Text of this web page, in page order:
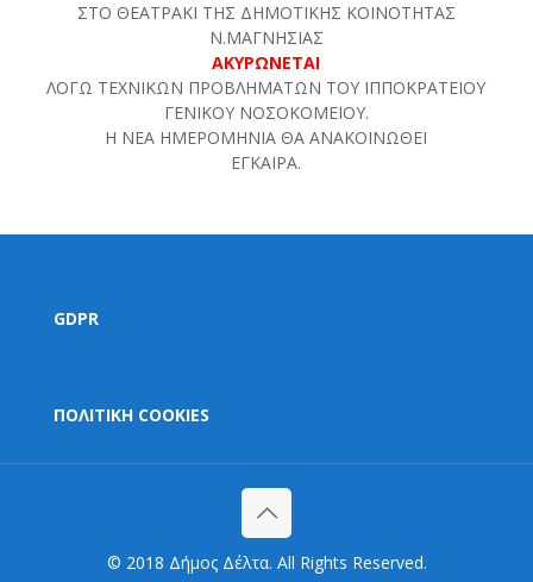
ΣΤΟ ΘΕΑΤΡΑΚΙ ΤΗΣ ΔΗΜΟΤΙΚΗΣ ΚΟΙΝΟΤΗΤΑΣ
Ν.ΜΑΓΝΗΣΙΑΣ
ΑΚΥΡΩΝΕΤΑΙ
ΛΟΓΩ ΤΕΧΝΙΚΩΝ ΠΡΟΒΛΗΜΑΤΩΝ ΤΟΥ ΙΠΠΟΚΡΑΤΕΙΟΥ
ΓΕΝΙΚΟΥ ΝΟΣΟΚΟΜΕΙΟΥ.
Η ΝΕΑ ΗΜΕΡΟΜΗΝΙΑ ΘΑ ΑΝΑΚΟΙΝΩΘΕΙ
ΕΓΚΑΙΡΑ.
GDPR
ΠΟΛΙΤΙΚΗ COOKIES
© 2018 Δήμος Δέλτα. All Rights Reserved.